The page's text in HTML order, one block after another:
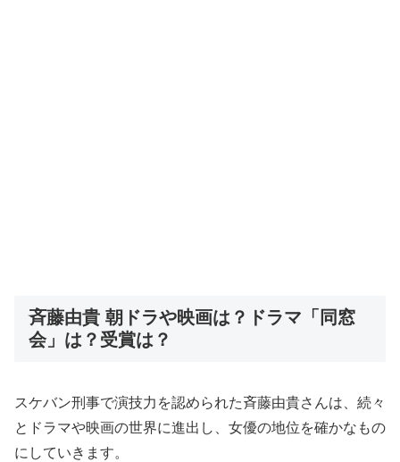
斉藤由貴 朝ドラや映画は？ドラマ「同窓
会」は？受賞は？
スケバン刑事で演技力を認められた斉藤由貴さんは、続々
とドラマや映画の世界に進出し、女優の地位を確かなもの
にしていきます。